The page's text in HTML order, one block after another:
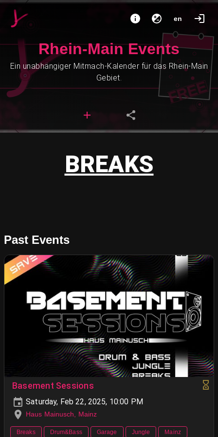
en
Rhein-Main Events
Ein unabhängiger Mitmach-Kalender für das Rhein-Main
Gebiet.
BREAKS
Past Events
Basement Sessions
Saturday, Feb 22, 2025, 10:00 PM
Haus Mainusch, Mainz
Breaks Drum&Bass Garage Jungle Mainz